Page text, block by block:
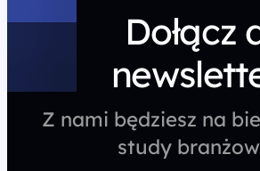
Dołącz
Z nami będziesz na
study